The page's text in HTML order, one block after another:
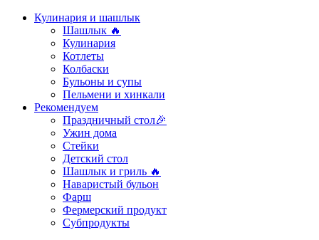
Кулинария и шашлык
Шашлык 🔥
Кулинария
Котлеты
Колбаски
Бульоны и супы
Пельмени и хинкали
Рекомендуем
Праздничный стол🎉
Ужин дома
Стейки
Детский стол
Шашлык и гриль 🔥
Наваристый бульон
Фарш
Фермерский продукт
Субпродукты